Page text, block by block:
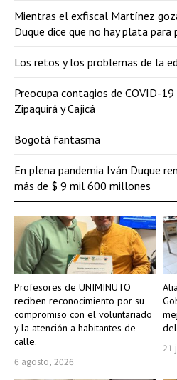
Profesores de UNIMINUTO
reciben reconocimiento por su
compromiso con el voluntariado
y la atención a habitantes de
calle.
6 agosto, 2026
21
Mientras el exfiscal Martínez
Duque dice que no hay plata
Los retos y los problemas de la
Preocupa contagios de COVID-
Zipaquirá y Cajicá
Bogotá fantasma
En plena pandemia Iván Duque
más de $ 9 mil 600 millones